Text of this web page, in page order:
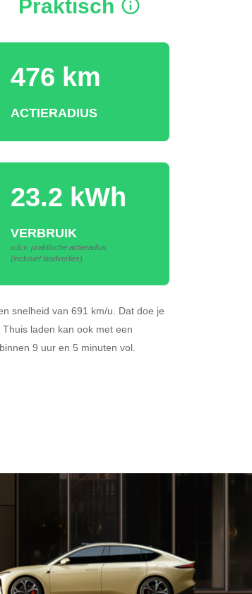
Praktisch
476 km
ACTIERADIUS
23.2 kWh
VERBRUIK
o.b.v. praktische actieradius
(inclusief laadverlies)
snelheid van 691 km/u. Dat doe je
Thuis laden kan ook met een
9 uur en 5 minuten vol.